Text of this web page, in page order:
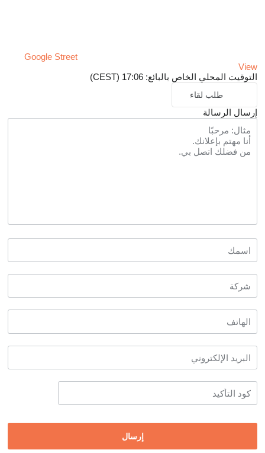
Google Street
View
التوقيت المحلي الخاص بالبائع: 17:06 (CEST)
طلب لقاء
إرسال الرسالة